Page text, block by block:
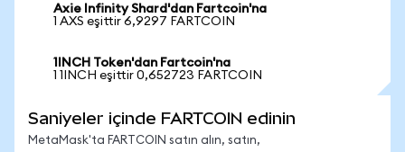
Axie Infinity Shard'dan Fartcoin'na
1 AXS eşittir 6,9297 FARTCOIN
1INCH Token'dan Fartcoin'na
1 1INCH eşittir 0,652723 FARTCOIN
Saniyeler içinde FARTCOIN edinin
MetaMask'ta FARTCOIN satın alın, satın,